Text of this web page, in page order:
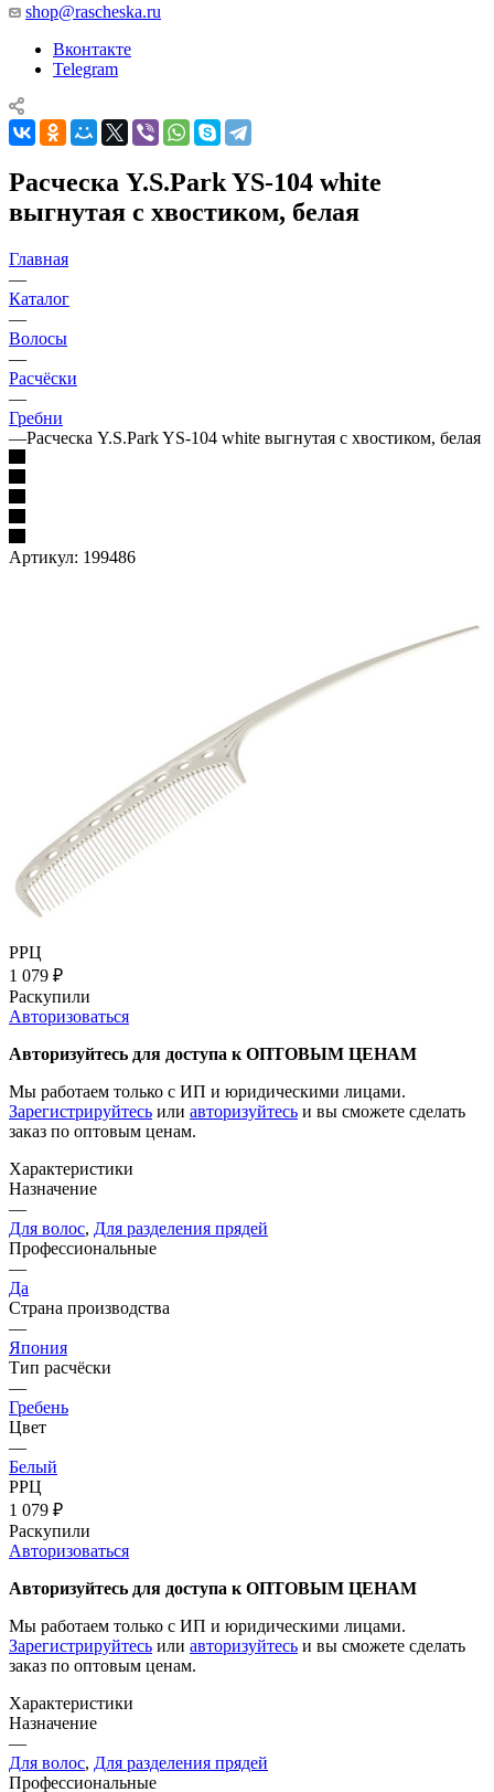
shop@rascheska.ru
Вконтакте
Telegram
Расческа Y.S.Park YS-104 white
выгнутая с хвостиком, белая
Главная
—
Каталог
—
Волосы
—
Расчёски
—
Гребни
—Расческа Y.S.Park YS-104 white выгнутая с хвостиком, белая
Артикул: 199486
РРЦ
1 079 ₽
Раскупили
Авторизоваться
Авторизуйтесь для доступа к ОПТОВЫМ ЦЕНАМ
Мы работаем только с ИП и юридическими лицами.
Зарегистрируйтесь или авторизуйтесь и вы сможете сделать
заказ по оптовым ценам.
Характеристики
Назначение
—
Для волос, Для разделения прядей
Профессиональные
—
Да
Страна производства
—
Япония
Тип расчёски
—
Гребень
Цвет
—
Белый
РРЦ
1 079 ₽
Раскупили
Авторизоваться
Авторизуйтесь для доступа к ОПТОВЫМ ЦЕНАМ
Мы работаем только с ИП и юридическими лицами.
Зарегистрируйтесь или авторизуйтесь и вы сможете сделать
заказ по оптовым ценам.
Характеристики
Назначение
—
Для волос, Для разделения прядей
Профессиональные